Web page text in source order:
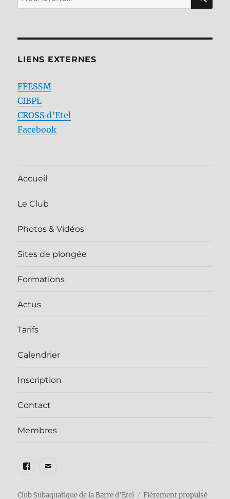
pour :
LIENS EXTERNES
FFESSM
CIBPL
CROSS d’Etel
Facebook
Accueil
Le Club
Photos & Vidéos
Sites de plongée
Formations
Actus
Tarifs
Calendrier
Inscription
Contact
Membres
Facebook
Club Subaquatique de la Barre d'Etel Fièrement propulsé